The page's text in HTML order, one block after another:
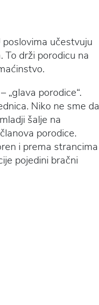
učestvuju
To drži porodicu na
„glava porodice“.
Niko ne sme da
šalje na
porodice.
i prema strancima
pojedini bračni